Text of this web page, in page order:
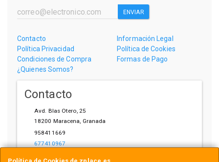
ENVIAR
Contacto
Información Legal
Política Privacidad
Política de Cookies
Condiciones de Compra
Formas de Pago
¿Quienes Somos?
Contacto
Avd. Blas Otero, 25
18200 Maracena, Granada
958411669
677410967